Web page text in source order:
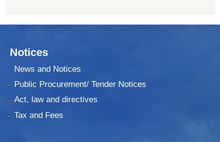
Notices
News and Notices
Public Procurement/ Tender Notices
Act, law and directives
Tax and Fees